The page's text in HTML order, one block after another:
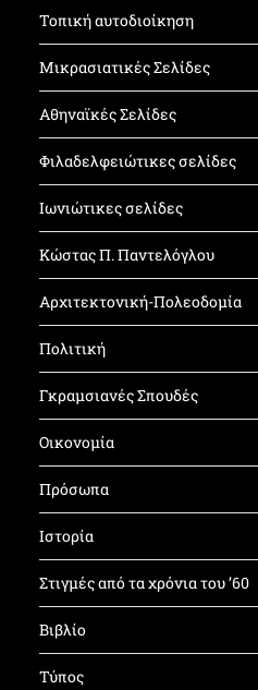
Τοπική αυτοδιοίκηση
Μικρασιατικές Σελίδες
Αθηναϊκές Σελίδες
Φιλαδελφειώτικες σελίδες
Ιωνιώτικες σελίδες
Κώστας Π. Παντελόγλου
Αρχιτεκτονική-Πολεοδομία
Πολιτική
Γκραμσιανές Σπουδές
Οικονομία
Πρόσωπα
Ιστορία
Στιγμές από τα χρόνια του ’60
Βιβλίο
Τύπος